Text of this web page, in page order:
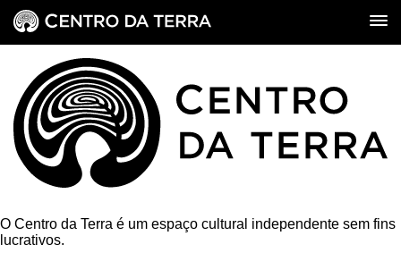
O Centro da Terra é um espaço cultural independente sem fins
lucrativos.